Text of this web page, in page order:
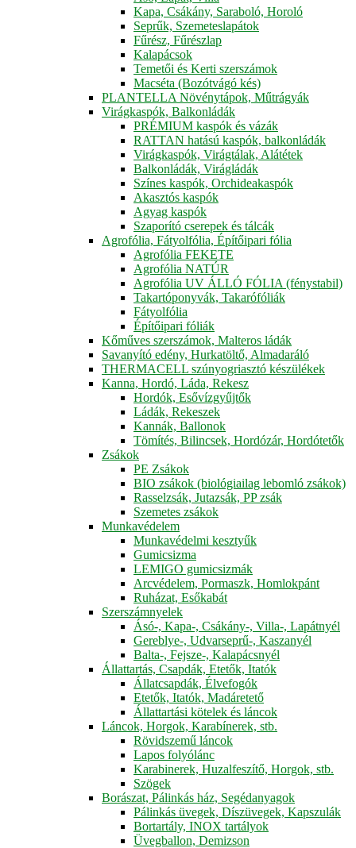
Kapa, Csákány, Saraboló, Horoló
Seprűk, Szemeteslapátok
Fűrész, Fűrészlap
Kalapácsok
Temetői és Kerti szerszámok
Macséta (Bozótvágó kés)
PLANTELLA Növénytápok, Műtrágyák
Virágkaspók, Balkonládák
PRÉMIUM kaspók és vázák
RATTAN hatású kaspók, balkonládák
Virágkaspók, Virágtálak, Alátétek
Balkonládák, Virágládák
Színes kaspók, Orchideakaspók
Akasztós kaspók
Agyag kaspók
Szaporító cserepek és tálcák
Agrofólia, Fátyolfólia, Építőipari fólia
Agrofólia FEKETE
Agrofólia NATÚR
Agrofólia UV ÁLLÓ FÓLIA (fénystabil)
Takartóponyvák, Takarófóliák
Fátyolfólia
Építőipari fóliák
Kőműves szerszámok, Malteros ládák
Savanyító edény, Hurkatöltő, Almadaráló
THERMACELL szúnyogriasztó készülékek
Kanna, Hordó, Láda, Rekesz
Hordók, Esővízgyűjtők
Ládák, Rekeszek
Kannák, Ballonok
Tömítés, Bilincsek, Hordózár, Hordótetők
Zsákok
PE Zsákok
BIO zsákok (biológiailag lebomló zsákok)
Rasselzsák, Jutazsák, PP zsák
Szemetes zsákok
Munkavédelem
Munkavédelmi kesztyűk
Gumicsizma
LEMIGO gumicsizmák
Arcvédelem, Pormaszk, Homlokpánt
Ruházat, Esőkabát
Szerszámnyelek
Ásó-, Kapa-, Csákány-, Villa-, Lapátnyél
Gereblye-, Udvarseprű-, Kaszanyél
Balta-, Fejsze-, Kalapácsnyél
Állattartás, Csapdák, Etetők, Itatók
Állatcsapdák, Élvefogók
Etetők, Itatók, Madáretető
Állattartási kötelek és láncok
Láncok, Horgok, Karabínerek, stb.
Rövidszemű láncok
Lapos folyólánc
Karabinerek, Huzalfeszítő, Horgok, stb.
Szögek
Borászat, Pálinkás ház, Segédanyagok
Pálinkás üvegek, Díszüvegek, Kapszulák
Bortartály, INOX tartályok
Üvegballon, Demizson